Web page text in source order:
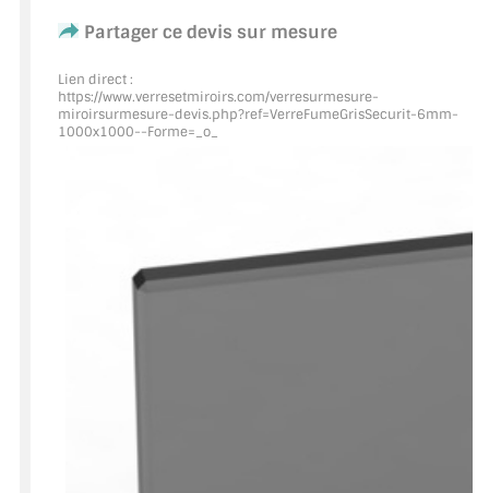
CATALOGUE DE PROFILS ET FIXATION DU
VERRE
VITRINE EN VERRE
Partager ce devis sur mesure
Lien direct :
https://www.verresetmiroirs.com/verresurmesure-
miroirsurmesure-devis.php?ref=VerreFumeGrisSecurit-6mm-
1000x1000--Forme=_o_